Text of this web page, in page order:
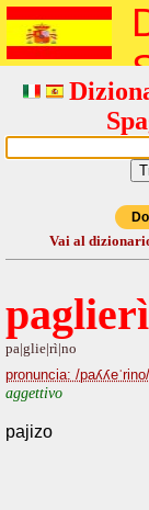
Vai al
pa|glie|rì|no
pronuncia: /paʎʎeˈrino/
aggettivo
pajizo